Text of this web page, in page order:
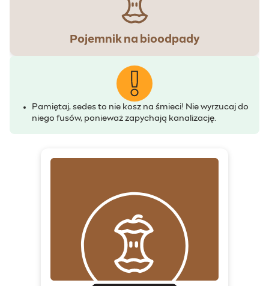
Pojemnik na bioodpady
Pamiętaj, sedes to nie kosz na śmieci! Nie wyrzucaj do
niego fusów, ponieważ zapychają kanalizację.